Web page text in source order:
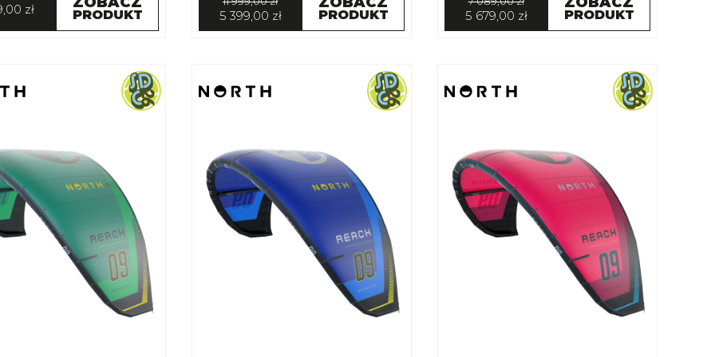
zł PRODUKT 5 399,00 zł PRODUKT 5 679,00 zł PRODUKT